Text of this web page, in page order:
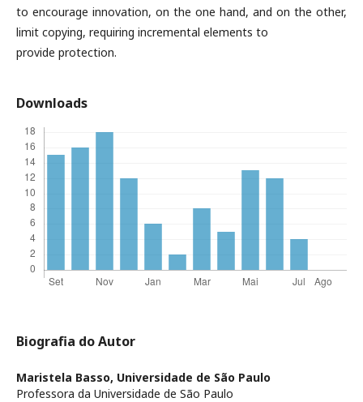
to encourage innovation, on the one hand, and on the other,
limit copying, requiring incremental elements to
provide protection.
Downloads
Biografia do Autor
Maristela Basso, Universidade de São Paulo
Professora da Universidade de São Paulo